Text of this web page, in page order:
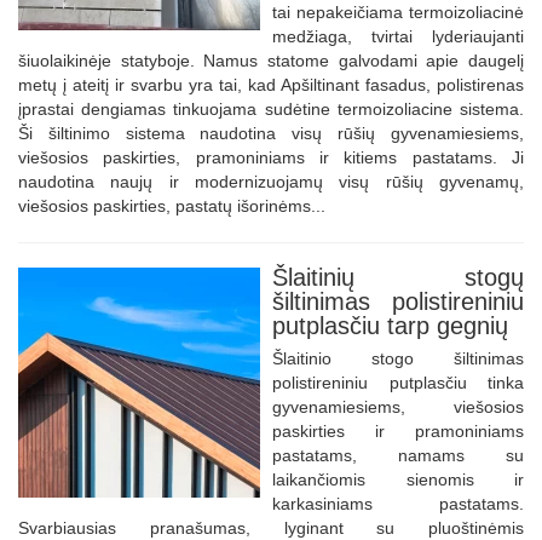
tai nepakeičiama termoizoliacinė
medžiaga, tvirtai lyderiaujanti
šiuolaikinėje statyboje. Namus statome galvodami apie daugelį
metų į ateitį ir svarbu yra tai, kad Apšiltinant fasadus, polistirenas
įprastai dengiamas tinkuojama sudėtine termoizoliacine sistema.
Ši šiltinimo sistema naudotina visų rūšių gyvenamiesiems,
viešosios paskirties, pramoniniams ir kitiems pastatams. Ji
naudotina naujų ir modernizuojamų visų rūšių gyvenamų,
viešosios paskirties, pastatų išorinėms...
Šlaitinių stogų
šiltinimas polistireniniu
putplasčiu tarp gegnių
Šlaitinio stogo šiltinimas
polistireniniu putplasčiu tinka
gyvenamiesiems, viešosios
paskirties ir pramoniniams
pastatams, namams su
laikančiomis sienomis ir
karkasiniams pastatams.
Svarbiausias pranašumas, lyginant su pluoštinėmis